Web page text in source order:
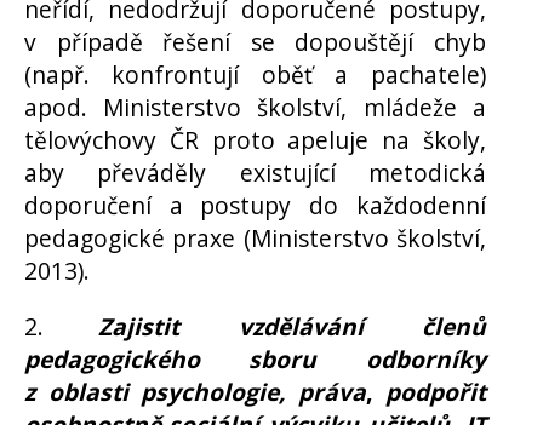
neřídí, nedodržují doporučené postupy,
v případě řešení se dopouštějí chyb
(např. konfrontují oběť a pachatele)
apod. Ministerstvo školství, mládeže a
tělovýchovy ČR proto apeluje na školy,
aby převáděly existující metodická
doporučení a postupy do každodenní
pedagogické praxe (Ministerstvo školství,
2013).
2.
Zajistit vzdělávání členů
pedagogického sboru odborníky
z oblasti psychologie, práva, podpořit